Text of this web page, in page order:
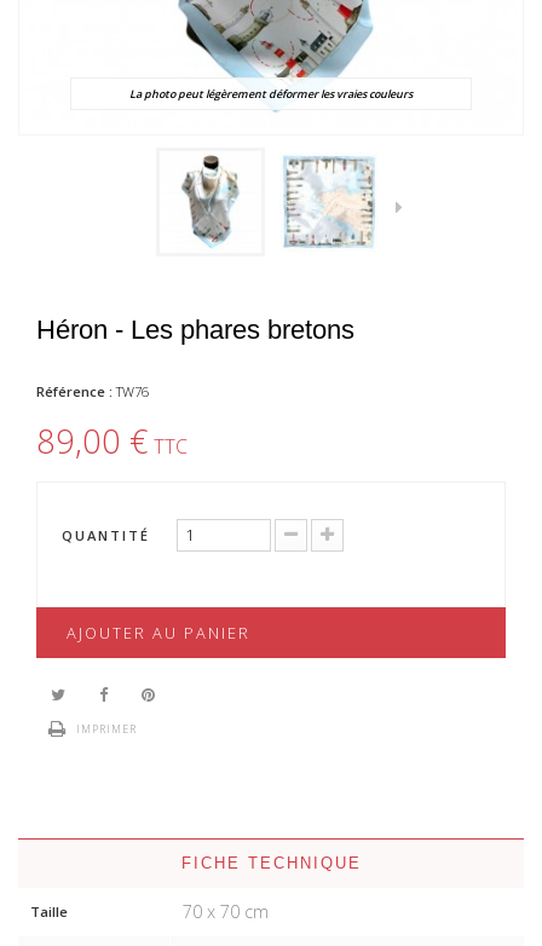
La photo peut légèrement déformer les vraies couleurs
Héron - Les phares bretons
Référence : TW76
89,00 € TTC
QUANTITÉ
AJOUTER AU PANIER
IMPRIMER
FICHE TECHNIQUE
Taille 70 x 70 cm